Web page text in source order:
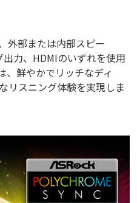
外部または内部スピー
力、HDMIのいずれを使用
鮮やかでリッチなディ
リスニング体験を実現しま